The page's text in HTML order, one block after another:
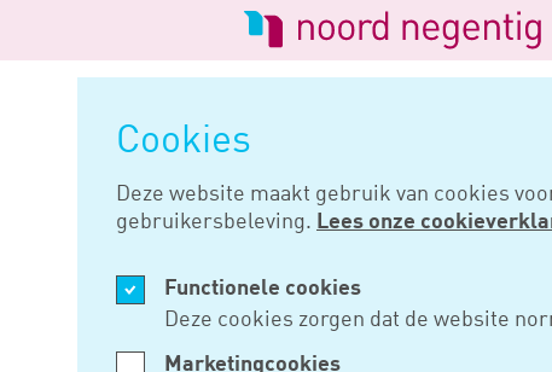
Cookies
Deze website maakt gebruik van cookies
gebruikersbeleving. Lees onze
Functionele cookies
Deze cookies zorgen dat de website
Marketingcookies
Logo
van
Noord
Negentig
APR 24, 2025